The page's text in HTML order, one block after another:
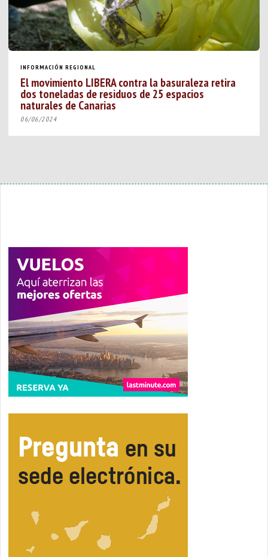
INFORMACIÓN REGIONAL
El movimiento LIBERA contra la basuraleza retira
dos toneladas de residuos de 25 espacios
naturales de Canarias
06/06/2024